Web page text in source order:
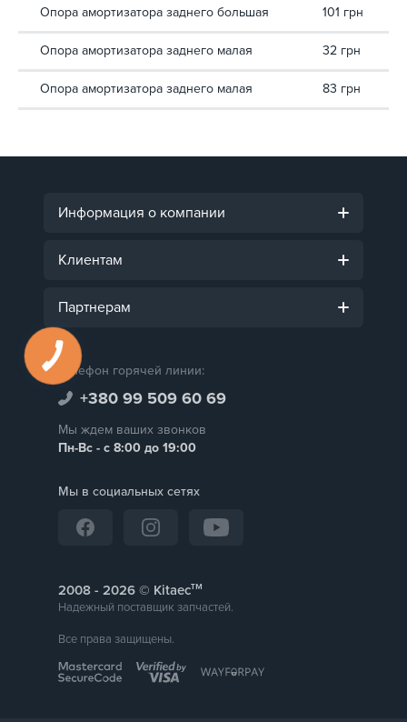
Опора амортизатора заднего большая 101 грн
Опора амортизатора заднего малая 32 грн
Опора амортизатора заднего малая 83 грн
Информация о компании
Клиентам
Партнерам
Телефон горячей линии:
+380 99 509 60 69
Мы ждем ваших звонков
Пн-Вс - с 8:00 до 19:00
Мы в социальных сетях
2008 - © Kitaecтм
Надежный поставщик запчастей.
Все права защищены.